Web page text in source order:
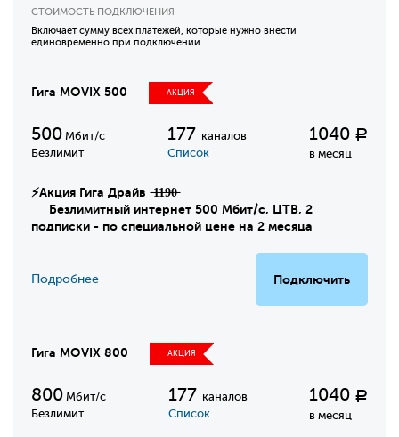
СТОИМОСТЬ ПОДКЛЮЧЕНИЯ
Включает сумму всех платежей, которые нужно внести
единовременно при подключении
Гига MOVIX 500 АКЦИЯ
500 Мбит/с
Безлимит
177 каналов
Список
1040 Р
в месяц
⚡Акция Гига Драйв ̶1̶1̶9̶0̶
Безлимитный интернет 500 Мбит/с, ЦТВ, 2
подписки - по специальной цене на 2 месяца
Подключить
Подробнее
Гига MOVIX 800 АКЦИЯ
800 Мбит/с
Безлимит
177 каналов
Список
1040 Р
в месяц